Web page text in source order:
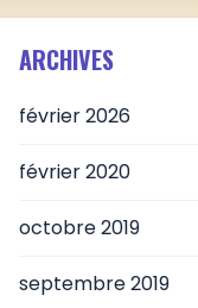
ARCHIVES
février 2026
février 2020
octobre 2019
septembre 2019